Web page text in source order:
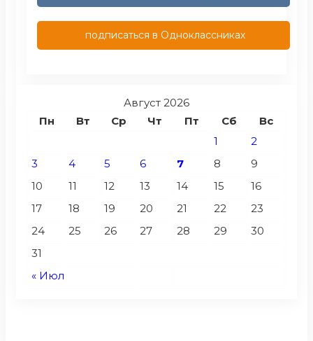
подписаться в Одноклассниках
Август 2026
Пн
Вт Ср Чт Пт Сб Вс
« Июл
1
2
3
4 5 6 7 8
9
10
11 12 13 14 15
16
17
18 19 20 21 22
23
24
25 26 27 28 29
30
31